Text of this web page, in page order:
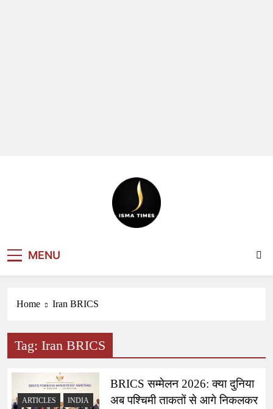
MENU
Home Iran BRICS
Tag: Iran BRICS
ARTICLES
INDIA
BRICS सम्मेलन 2026: क्या दुनिया
अब पश्चिमी ताकतों से आगे निकलकर